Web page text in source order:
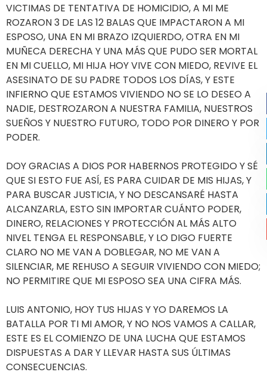
VICTIMAS DE TENTATIVA DE HOMICIDIO, A MI ME
ROZARON 3 DE LAS 12 BALAS QUE IMPACTARON A MI
ESPOSO, UNA EN MI BRAZO IZQUIERDO, OTRA EN MI
MUÑECA DERECHA Y UNA MÁS QUE PUDO SER MORTAL
EN MI CUELLO, MI HIJA HOY VIVE CON MIEDO, REVIVE EL
ASESINATO DE SU PADRE TODOS LOS DÍAS, Y ESTE
INFIERNO QUE ESTAMOS VIVIENDO NO SE LO DESEO A
NADIE, DESTROZARON A NUESTRA FAMILIA, NUESTROS
SUEÑOS Y NUESTRO FUTURO, TODO POR DINERO Y POR
PODER.
DOY GRACIAS A DIOS POR HABERNOS PROTEGIDO Y SÉ
QUE SI ESTO FUE ASÍ, ES PARA CUIDAR DE MIS HIJAS, Y
PARA BUSCAR JUSTICIA, Y NO DESCANSARÉ HASTA
ALCANZARLA, ESTO SIN IMPORTAR CUÁNTO PODER,
DINERO, RELACIONES Y PROTECCIÓN AL MÁS ALTO
NIVEL TENGA EL RESPONSABLE, Y LO DIGO FUERTE
CLARO NO ME VAN A DOBLEGAR, NO ME VAN A
SILENCIAR, ME REHUSO A SEGUIR VIVIENDO CON MIEDO;
NO PERMITIRE QUE MI ESPOSO SEA UNA CIFRA MÁS.
LUIS ANTONIO, HOY TUS HIJAS Y YO DAREMOS LA
BATALLA POR TI MI AMOR, Y NO NOS VAMOS A CALLAR,
ESTE ES EL COMIENZO DE UNA LUCHA QUE ESTAMOS
DISPUESTAS A DAR Y LLEVAR HASTA SUS ÚLTIMAS
CONSECUENCIAS.